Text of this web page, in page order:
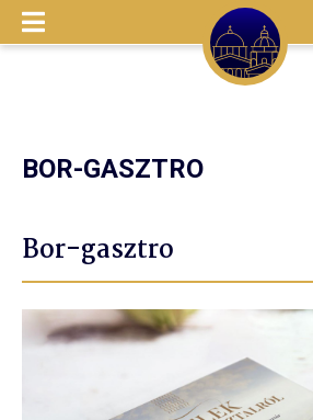
Menü
BOR-GASZTRO
Bor-gasztro